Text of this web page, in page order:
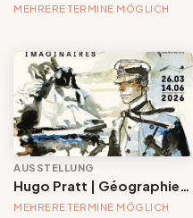
MEHRERE TERMINE MÖGLICH
AUSSTELLUNG
Hugo Pratt | Géographies imaginaires
MEHRERE TERMINE MÖGLICH